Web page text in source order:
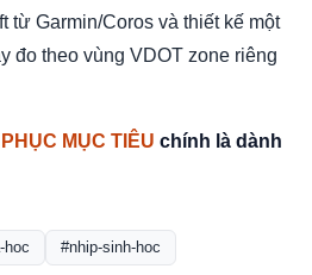
từ Garmin/Coros và thiết kế một
đo theo vùng VDOT zone riêng
MỤC TIÊU chính là dành
hoc #nhip-sinh-hoc